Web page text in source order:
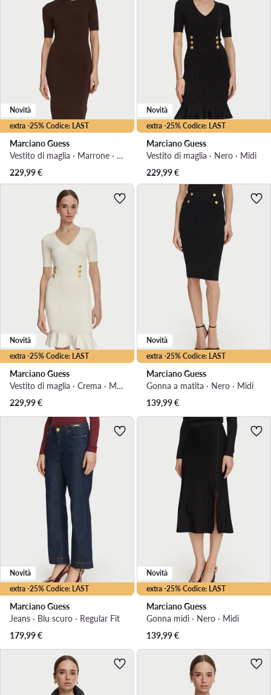
extra -25% Codice: LAST
Novità
Marciano Guess
Vestito di maglia · Marrone · Mini
229,99€
extra -25% Codice: LAST
Novità
Marciano Guess
Vestito di maglia · Nero · Midi
229,99€
extra -25% Codice: LAST
Novità
Marciano Guess
Vestito di maglia · Crema · Midi
229,99€
extra -25% Codice: LAST
Novità
Marciano Guess
Gonna a matita · Nero · Midi
139,99€
extra -25% Codice: LAST
Novità
Marciano Guess
Jeans · Blu scuro · Regular Fit
179,99€
extra -25% Codice: LAST
Novità
Marciano Guess
Gonna midi · Nero · Midi
139,99€